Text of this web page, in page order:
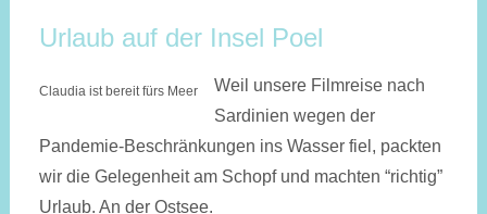
Urlaub auf der Insel Poel
Claudia ist bereit fürs Meer
Weil unsere Filmreise nach
Sardinien wegen der
Pandemie-Beschränkungen ins Wasser fiel, packten
wir die Gelegenheit am Schopf und machten “richtig”
Urlaub. An der Ostsee.